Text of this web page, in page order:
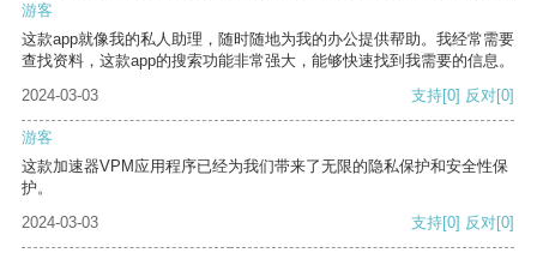
游客
这款app就像我的私人助理，随时随地为我的办公提供帮助。我经常需要
查找资料，这款app的搜索功能非常强大，能够快速找到我需要的信息。
2024-03-03
支持[0] 反对[0]
游客
这款加速器VPM应用程序已经为我们带来了无限的隐私保护和安全性保
护。
2024-03-03
支持[0] 反对[0]